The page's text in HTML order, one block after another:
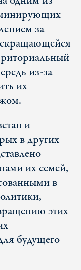
за
из-за
их
и
в других
их семей,
в
этих
будущего